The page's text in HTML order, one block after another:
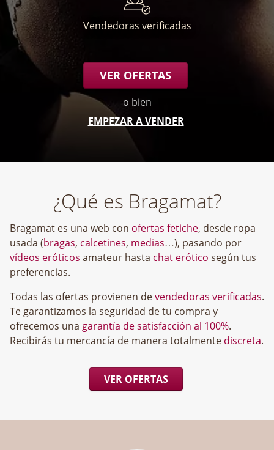
Vendedoras verificadas
VER OFERTAS
o bien
EMPEZAR A VENDER
¿Qué es Bragamat?
Bragamat es una web con ofertas fetiche, desde ropa
usada (bragas, calcetines, medias…), pasando por
vídeos eróticos amateur hasta chat erótico según tus
preferencias.
Todas las ofertas provienen devendedoras verificadas.
Te garantizamos la seguridad de tu compra y
ofrecemos una garantía de satisfacción al 100%.
Recibirás tu mercancía de manera totalmente discreta.
VER OFERTAS